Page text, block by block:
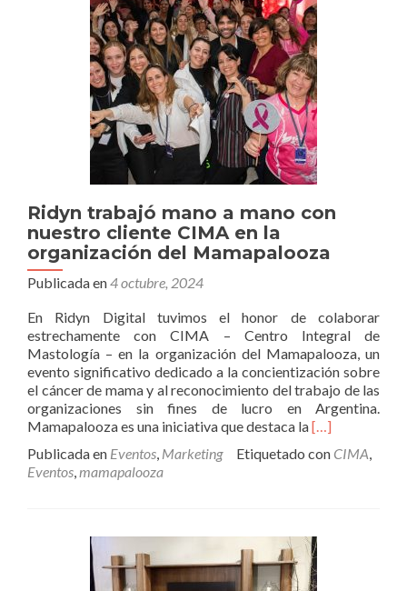
Aniversario
de
AFADHYA
Ridyn trabajó mano a mano con
nuestro cliente CIMA en la
organización del Mamapalooza
Publicada en4 octubre, 2024
En Ridyn Digital tuvimos el honor de colaborar
estrechamente con CIMA – Centro Integral de
Mastología – en la organización del Mamapalooza, un
evento significativo dedicado a la concientización sobre
el cáncer de mama y al reconocimiento del trabajo de las
organizaciones sin fines de lucro en Argentina.
Mamapalooza es una iniciativa que destaca laLeer
trabajó
con
nuestro
cliente
[…]
Publicada en Eventos, Marketing Etiquetado con CIMA,
Eventos,mamapalooza